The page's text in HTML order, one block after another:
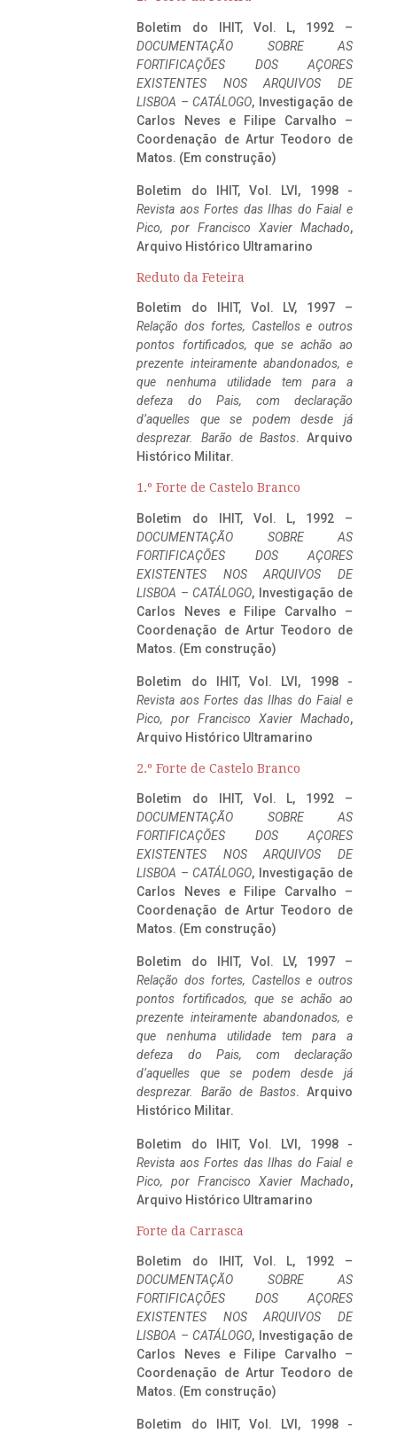
Boletim do IHIT, Vol. L, 1992 –
DOCUMENTAÇÃO SOBRE AS
FORTIFICAÇÕES DOS AÇORES
EXISTENTES NOS ARQUIVOS DE
LISBOA – CATÁLOGO, Investigação de
Carlos Neves e Filipe Carvalho –
Coordenação de Artur Teodoro de
Matos. (Em construção)
Boletim do IHIT, Vol. LVI, 1998 -
Revista aos Fortes das Ilhas do Faial e
Pico, por Francisco Xavier Machado,
Arquivo Histórico Ultramarino
Reduto da Feteira
Boletim do IHIT, Vol. LV, 1997 –
Relação dos fortes, Castellos e outros
pontos fortificados, que se achão ao
prezente inteiramente abandonados, e
que nenhuma utilidade tem para a
defeza do Pais, com declaração
d’aquelles que se podem desde já
desprezar. Barão de Bastos. Arquivo
Histórico Militar.
1.º Forte de Castelo Branco
Boletim do IHIT, Vol. L, 1992 –
DOCUMENTAÇÃO SOBRE AS
FORTIFICAÇÕES DOS AÇORES
EXISTENTES NOS ARQUIVOS DE
LISBOA – CATÁLOGO, Investigação de
Carlos Neves e Filipe Carvalho –
Coordenação de Artur Teodoro de
Matos. (Em construção)
Boletim do IHIT, Vol. LVI, 1998 -
Revista aos Fortes das Ilhas do Faial e
Pico, por Francisco Xavier Machado,
Arquivo Histórico Ultramarino
2.º Forte de Castelo Branco
Boletim do IHIT, Vol. L, 1992 –
DOCUMENTAÇÃO SOBRE AS
FORTIFICAÇÕES DOS AÇORES
EXISTENTES NOS ARQUIVOS DE
LISBOA – CATÁLOGO, Investigação de
Carlos Neves e Filipe Carvalho –
Coordenação de Artur Teodoro de
Matos. (Em construção)
Boletim do IHIT, Vol. LV, 1997 –
Relação dos fortes, Castellos e outros
pontos fortificados, que se achão ao
prezente inteiramente abandonados, e
que nenhuma utilidade tem para a
defeza do Pais, com declaração
d’aquelles que se podem desde já
desprezar. Barão de Bastos. Arquivo
Histórico Militar.
Boletim do IHIT, Vol. LVI, 1998 -
Revista aos Fortes das Ilhas do Faial e
Pico, por Francisco Xavier Machado,
Arquivo Histórico Ultramarino
Forte da Carrasca
Boletim do IHIT, Vol. L, 1992 –
DOCUMENTAÇÃO SOBRE AS
FORTIFICAÇÕES DOS AÇORES
EXISTENTES NOS ARQUIVOS DE
LISBOA – CATÁLOGO, Investigação de
Carlos Neves e Filipe Carvalho –
Coordenação de Artur Teodoro de
Matos. (Em construção)
Boletim do IHIT, Vol. LVI, 1998 -